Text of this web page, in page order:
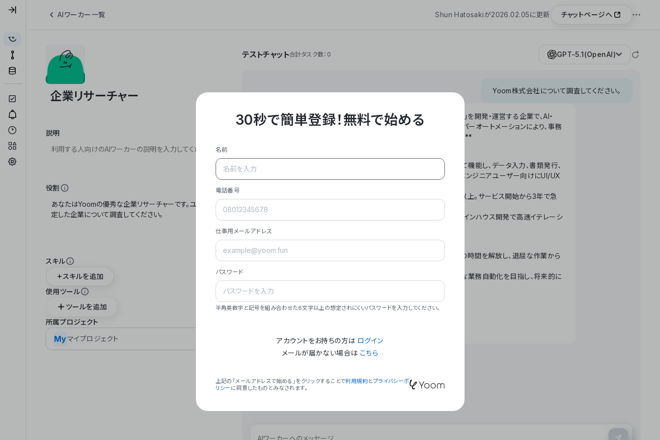
AIワーカー一覧 Shun Hatosakiが2026.02.05に更新 チャットページへ
説明
役割
スキル
スキルを追加
使用ツール
ツールを追加
所属プロジェクト
Myマイプロジェクト
テストチャット合計タスク数：0 GPT-5.1(OpenAI)
Yoom株式会社について調査してください。
**Yoom株式会社は、ビジネスオートメーションSaaS「Yoom」を開発・運営する企業で、AI・
API・RPA・OCRなどの技術をノーコードで組み合わせたハイパーオートメーションにより、事務
作業やデスクワークを自動化するサービスを提供しています。**
- **主力プロダクト「Yoom」**: SaaS連携データベースとして機能し、データ入力、書類発行、
メール対応、請求書処理、日報作成などの業務を自動化。非エンジニアユーザー向けにUI/UX
- **実績**: 国内利用社数20,000社超、直近成長率300%以上。サービス開始から3年で急
- **強み**: すべての自動化技術を1プラットフォームで完結。インハウス開発で高速イテレーシ
- **ミッション**: 「We Make Time」 – テクノロジーで人々の時間を解放し、退屈な作業から
- **ビジョン**: 「Global Business Automation」 – 世界的な業務自動化を目指し、将来的に
### 会社概要
30秒で簡単登録！無料で始める
名前
電話番号
仕事用メールアドレス
パスワード
半角英数字と記号を組み合わせた8文字以上の想定されにくいパスワードを入力してください。
アカウントをお持ちの方は ログイン
メールが届かない場合は こちら
上記の「メールアドレスで始める」をクリックすることで利用規約とプライバシーポ
リシー に同意したものとみなされます。